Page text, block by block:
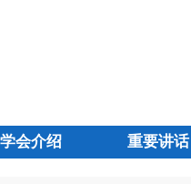
学会介绍 重要讲话